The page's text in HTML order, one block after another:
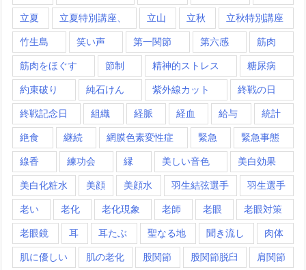
立夏 立夏特別講座、 立山 立秋 立秋特別講座
竹生島 笑い声 第一関節 第六感 筋肉
筋肉をほぐす 節制 精神的ストレス 糖尿病
約束破り 純石けん 紫外線カット 終戦の日
終戦記念日 組織 経脈 経血 給与 統計
絶食 継続 網膜色素変性症 緊急 緊急事態
線香 練功会 縁 美しい音色 美白効果
美白化粧水 美顔 美顔水 羽生結弦選手 羽生選手
老い 老化 老化現象 老師 老眼 老眼対策
老眼鏡 耳 耳たぶ 聖なる地 聞き流し 肉体
肌に優しい 肌の老化 股関節 股関節脱臼 肩関節